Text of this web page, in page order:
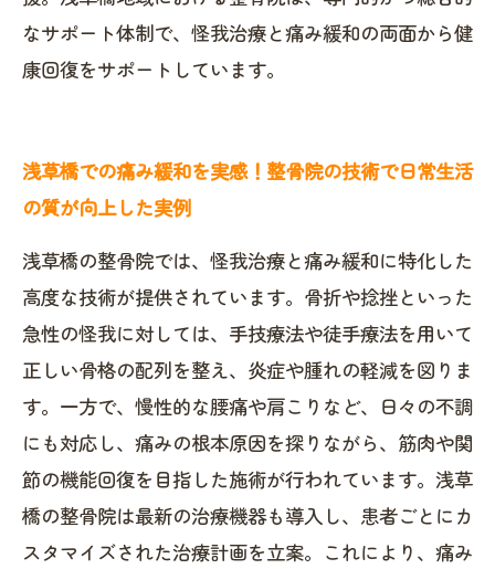
なサポート体制で、怪我治療と痛み緩和の両面から健
康回復をサポートしています。
浅草橋での痛み緩和を実感！整骨院の技術で日常生活
の質が向上した実例
浅草橋の整骨院では、怪我治療と痛み緩和に特化した
高度な技術が提供されています。骨折や捻挫といった
急性の怪我に対しては、手技療法や徒手療法を用いて
正しい骨格の配列を整え、炎症や腫れの軽減を図りま
す。一方で、慢性的な腰痛や肩こりなど、日々の不調
にも対応し、痛みの根本原因を探りながら、筋肉や関
節の機能回復を目指した施術が行われています。浅草
橋の整骨院は最新の治療機器も導入し、患者ごとにカ
スタマイズされた治療計画を立案。これにより、痛み